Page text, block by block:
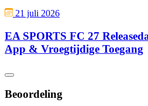
21 juli 2026
EA SPORTS FC 27
App & Vroegtijdige Toegang
Beoordeling